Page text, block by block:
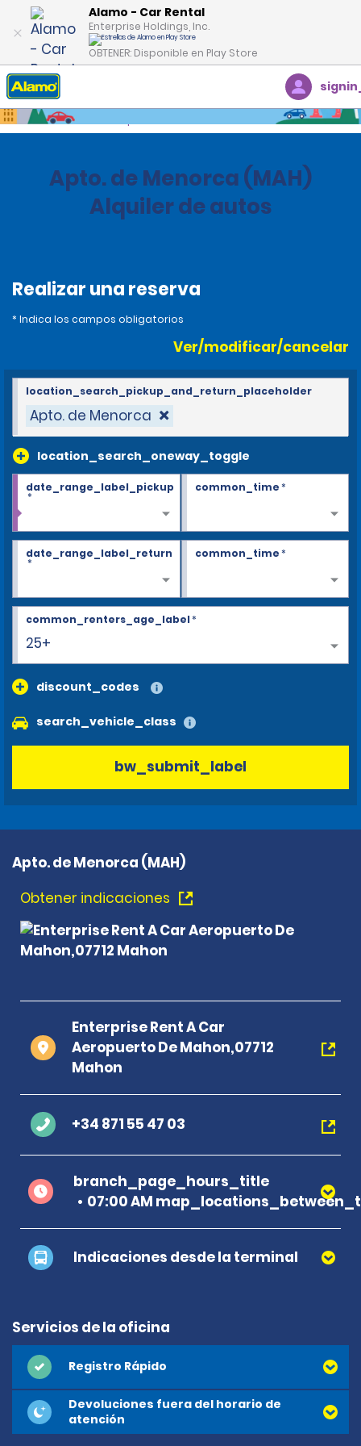
Alamo - Car Rental
Enterprise Holdings, Inc.
OBTENER: Disponible en Play Store
Inicio Oficinas
Apto. de Menorca (MAH)
Alquiler de autos
Realizar una reserva
* Indica los campos obligatorios
Ver/modificar/cancelar
Apto. de Menorca
location_search_oneway_toggle
location_search_pickup_and_return_placeholder
date_range_label_pickup
*
common_time*
date_range_label_return
*
common_time*
25+
common_renters_age_label*
discount_codes
search_vehicle_class
bw_submit_label
Apto. de Menorca (MAH)
Obtener indicaciones
Enterprise Rent A Car
Aeropuerto De Mahon,07712
Mahon
+34 871 55 47 03
branch_page_hours_title
07:00 AM
Indicaciones desde la terminal
Servicios de la oficina
Registro Rápido
Devoluciones fuera del horario de
atención